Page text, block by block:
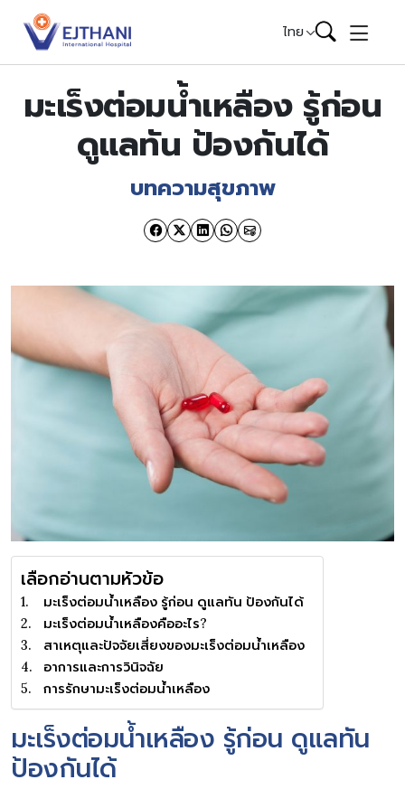
Skip to content
ไทย
มะเร็งต่อมน้ำเหลือง รู้ก่อน
ดูแลทัน ป้องกันได้
บทความสุขภาพ
เลือกอ่านตามหัวข้อ
มะเร็งต่อมน้ำเหลือง รู้ก่อน ดูแลทัน ป้องกันได้
มะเร็งต่อมน้ำเหลืองคืออะไร?
สาเหตุและปัจจัยเสี่ยงของมะเร็งต่อมน้ำเหลือง
อาการและการวินิจฉัย
การรักษามะเร็งต่อมน้ำเหลือง
มะเร็งต่อมน้ำเหลือง รู้ก่อน ดูแลทัน
ป้องกันได้